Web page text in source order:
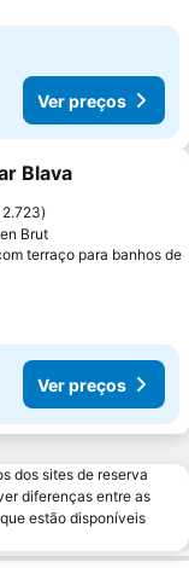
Ver preços
favoritos
Blava
2.723
Brut
terraço para banhos de
Ver preços
dos sites de reserva
diferenças entre as
estão disponíveis